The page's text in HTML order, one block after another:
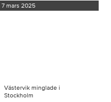
7 mars 2025
Västervik minglade i
Stockholm